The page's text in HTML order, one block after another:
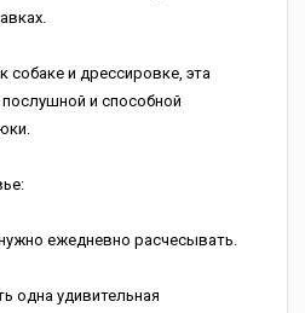
собаке и дрессировке, эта
и способной
ежедневно расчесывать.
одна удивительная